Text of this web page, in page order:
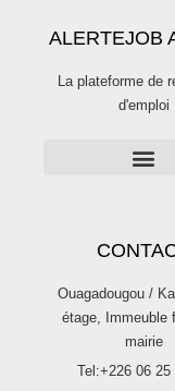
ALERTEJOB
La plateforme de
d'emploi
Ouagadougou /
étage, Immeuble
mairie
Tel:+226 06 25